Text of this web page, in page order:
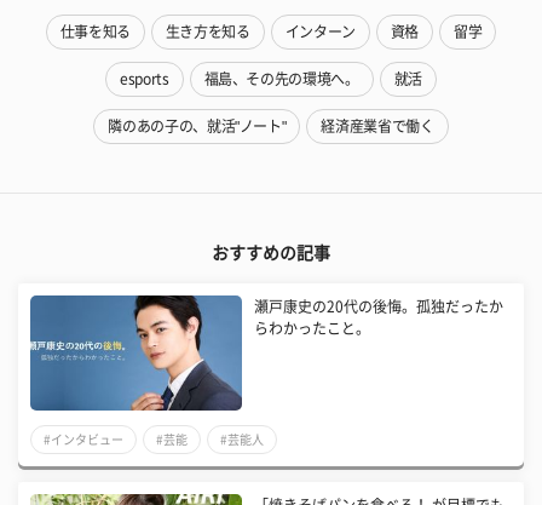
仕事を知る 生き方を知る インターン 資格 留学
esports 福島、その先の環境へ。 就活
隣のあの子の、就活"ノート" 経済産業省で働く
おすすめの記事
瀬戸康史の20代の後悔。孤独だったか
らわかったこと。
#インタビュー #芸能 #芸能人